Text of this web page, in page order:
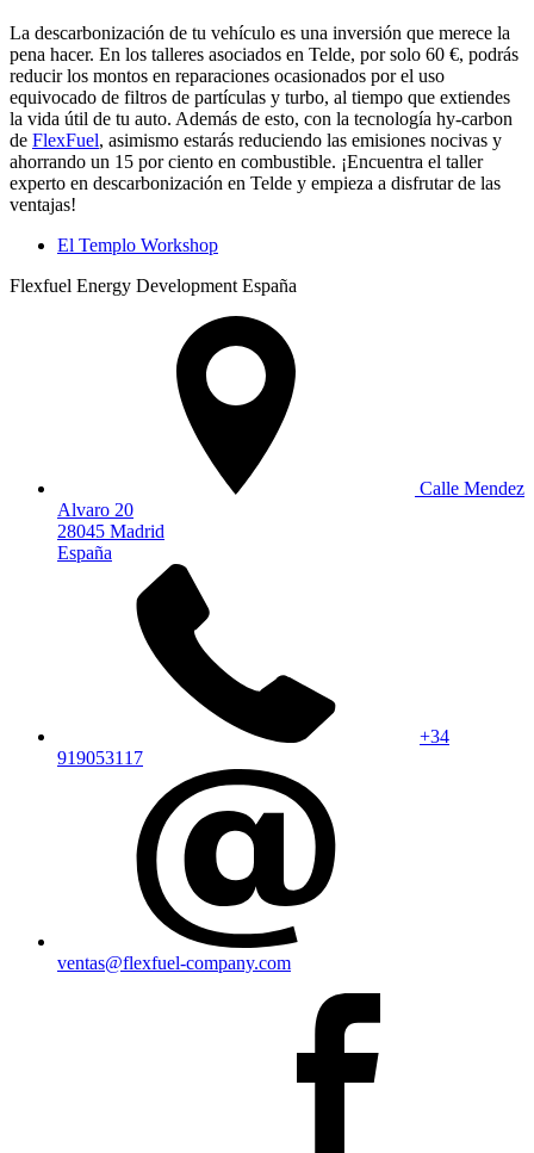
La descarbonización de tu vehículo es una inversión que merece la
pena hacer. En los talleres asociados en Telde, por solo 60 €, podrás
reducir los montos en reparaciones ocasionados por el uso
equivocado de filtros de partículas y turbo, al tiempo que extiendes
la vida útil de tu auto. Además de esto, con la tecnología hy-carbon
de FlexFuel, asimismo estarás reduciendo las emisiones nocivas y
ahorrando un 15 por ciento en combustible. ¡Encuentra el taller
experto en descarbonización en Telde y empieza a disfrutar de las
ventajas!
El Templo Workshop
Flexfuel Energy Development España
Calle Mendez
Alvaro 20
28045 Madrid
España
+34
919053117
ventas@flexfuel-company.com